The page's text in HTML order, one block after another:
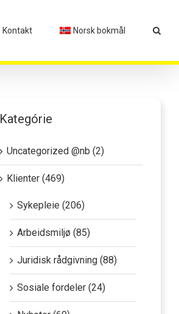
Kontakt Norsk bokmål
Kategórie
Uncategorized @nb (2)
Klienter (469)
Sykepleie (206)
Arbeidsmiljø (85)
Juridisk rådgivning (88)
Sosiale fordeler (24)